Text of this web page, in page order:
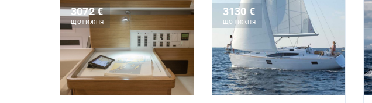
3072 €
ЩОТИЖНЯ
3130 €
ЩОТИЖНЯ